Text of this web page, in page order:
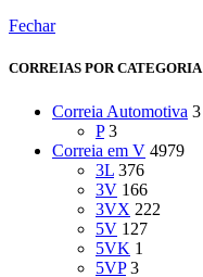
Fechar
CORREIAS POR CATEGORIA
Correia Automotiva 3
P 3
Correia em V 4979
3L 376
3V 166
3VX 222
5V 127
5VK 1
5VP 3